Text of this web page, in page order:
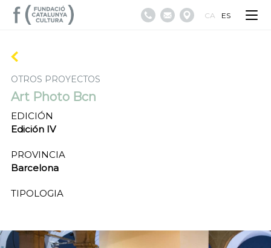
CA ES
OTROS PROYECTOS
Art Photo Bcn
EDICIÓN
Edición IV
PROVINCIA
Barcelona
TIPOLOGIA